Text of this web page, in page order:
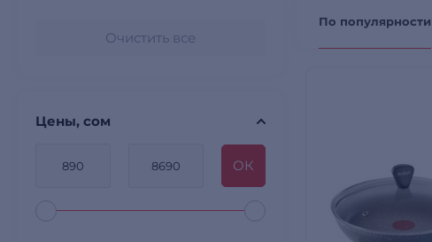
Очистить все
Цены, сом
OК
По популярности